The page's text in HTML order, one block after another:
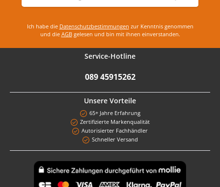
Ich habe die Datenschutzbestimmungen zur Kenntnis genommen
und die AGBgelesen und bin mit ihnen einverstanden.
Service-Hotline
089 45915262
Unsere Vorteile
65+ Jahre Erfahrung
Zertifizierte Markenqualität
Autorisierter Fachhändler
Schneller Versand